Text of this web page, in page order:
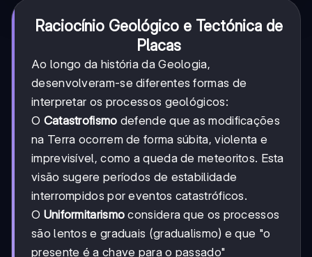
Raciocínio Geológico e Tectónica de
Placas
Ao longo da história da Geologia,
desenvolveram-se diferentes formas de
interpretar os processos geológicos:
O Catastrofismo defende que as modificações
na Terra ocorrem de forma súbita, violenta e
imprevisível, como a queda de meteoritos. Esta
visão sugere períodos de estabilidade
interrompidos por eventos catastróficos.
O Uniformitarismo considera que os processos
são lentos e graduais (gradualismo) e que "o
presente é a chave para o passado"